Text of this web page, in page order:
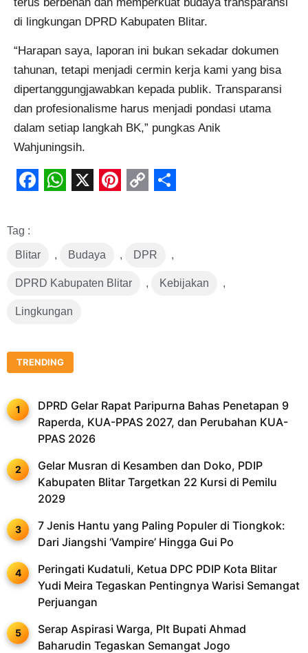
di lingkungan DPRD Kabupaten Blitar.
“Harapan saya, laporan ini bukan sekadar dokumen
tahunan, tetapi menjadi cermin kerja kami yang bisa
dipertanggungjawabkan kepada publik. Transparansi
dan profesionalisme harus menjadi pondasi utama
dalam setiap langkah BK,” pungkas Anik
Wahjuningsih.
Tag :
Blitar , Budaya , DPR ,
DPRD Kabupaten Blitar , Kebijakan ,
Lingkungan
TRENDING
DPRD Gelar Rapat Paripurna Bahas Penetapan 9
Raperda, KUA-PPAS 2027, dan Perubahan KUA-
PPAS 2026
Gelar Musran di Kesamben dan Doko, PDIP
Kabupaten Blitar Targetkan 22 Kursi di Pemilu
2029
7 Jenis Hantu yang Paling Populer di Tiongkok:
Dari Jiangshi ‘Vampire’ Hingga Gui Po
Peringati Kudatuli, Ketua DPC PDIP Kota Blitar
Yudi Meira Tegaskan Pentingnya Warisi Semangat
Perjuangan
Serap Aspirasi Warga, Plt Bupati Ahmad
Baharudin Tegaskan Semangat Jogo